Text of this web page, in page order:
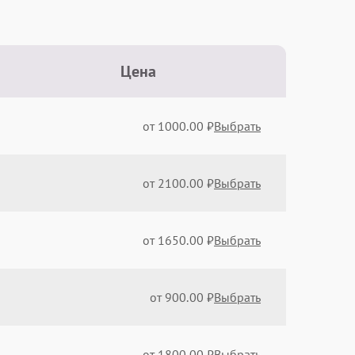
Цена
от 1000.00 ₽Выбрать
от 2100.00 ₽Выбрать
от 1650.00 ₽Выбрать
от 900.00 ₽Выбрать